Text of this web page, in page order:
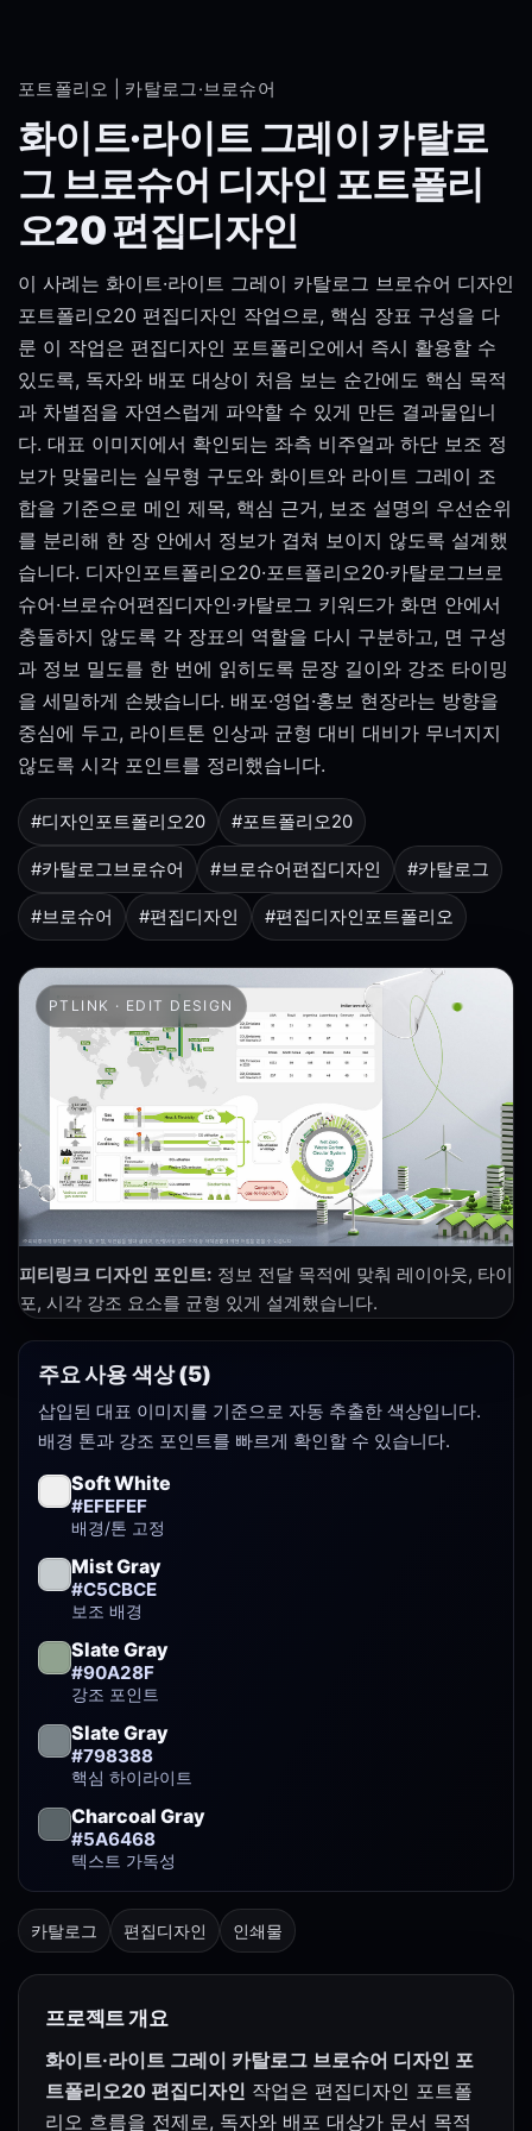
포트폴리오 | 카탈로그·브로슈어
화이트·라이트 그레이 카탈로
그 브로슈어 디자인 포트폴리
오20 편집디자인
이 사례는 화이트·라이트 그레이 카탈로그 브로슈어 디자인
포트폴리오20 편집디자인 작업으로, 핵심 장표 구성을 다
룬 이 작업은 편집디자인 포트폴리오에서 즉시 활용할 수
있도록, 독자와 배포 대상이 처음 보는 순간에도 핵심 목적
과 차별점을 자연스럽게 파악할 수 있게 만든 결과물입니
다. 대표 이미지에서 확인되는 좌측 비주얼과 하단 보조 정
보가 맞물리는 실무형 구도와 화이트와 라이트 그레이 조
합을 기준으로 메인 제목, 핵심 근거, 보조 설명의 우선순위
를 분리해 한 장 안에서 정보가 겹쳐 보이지 않도록 설계했
습니다. 디자인포트폴리오20·포트폴리오20·카탈로그브로
슈어·브로슈어편집디자인·카탈로그 키워드가 화면 안에서
충돌하지 않도록 각 장표의 역할을 다시 구분하고, 면 구성
과 정보 밀도를 한 번에 읽히도록 문장 길이와 강조 타이밍
을 세밀하게 손봤습니다. 배포·영업·홍보 현장라는 방향을
중심에 두고, 라이트톤 인상과 균형 대비 대비가 무너지지
않도록 시각 포인트를 정리했습니다.
#디자인포트폴리오20 #포트폴리오20
#카탈로그브로슈어 #브로슈어편집디자인 #카탈로그
#브로슈어 #편집디자인 #편집디자인포트폴리오
PTLINK · EDIT DESIGN
피티링크 디자인 포인트: 정보 전달 목적에 맞춰 레이아웃, 타이
포, 시각 강조 요소를 균형 있게 설계했습니다.
주요 사용 색상 (5)
삽입된 대표 이미지를 기준으로 자동 추출한 색상입니다.
배경 톤과 강조 포인트를 빠르게 확인할 수 있습니다.
Soft White
#EFEFEF
배경/톤 고정
Mist Gray
#C5CBCE
보조 배경
Slate Gray
#90A28F
강조 포인트
Slate Gray
#798388
핵심 하이라이트
Charcoal Gray
#5A6468
텍스트 가독성
카탈로그 편집디자인 인쇄물
프로젝트 개요
화이트·라이트 그레이 카탈로그 브로슈어 디자인 포
트폴리오20 편집디자인 작업은 편집디자인 포트폴
리오 흐름을 전제로, 독자와 배포 대상가 문서 목적